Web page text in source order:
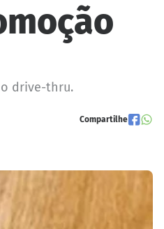
drive-thru.
Compartilhe